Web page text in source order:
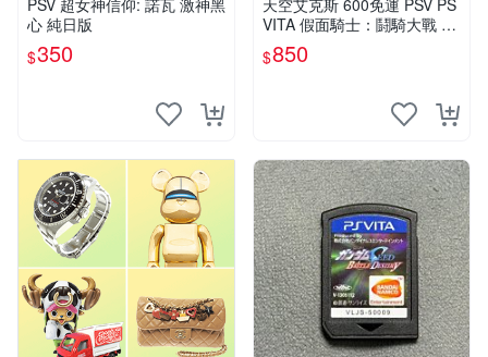
PSV 超女神信仰: 諾瓦 激神黑
心 純日版
$350
天空艾克斯 600免運 PSV PS
VITA 假面騎士：鬪騎大戰 創
生 普通版 純日版
$850